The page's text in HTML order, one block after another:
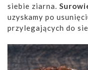
siebie ziarna.
uzyskamy po
przylegających do